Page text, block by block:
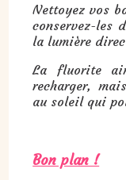
Nettoyez vos
conservez-les
la lumière
La fluorite
recharger,
au soleil qui
Bon plan !